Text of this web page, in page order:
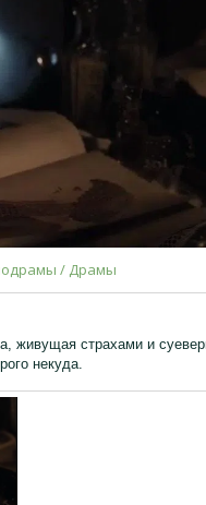
/ Драмы
живущая страхами и
некуда.